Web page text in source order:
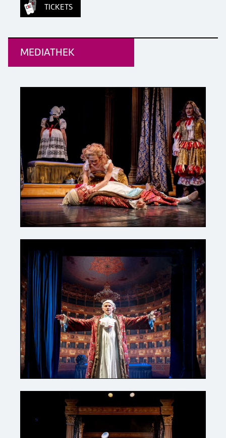
TICKETS
MEDIATHEK